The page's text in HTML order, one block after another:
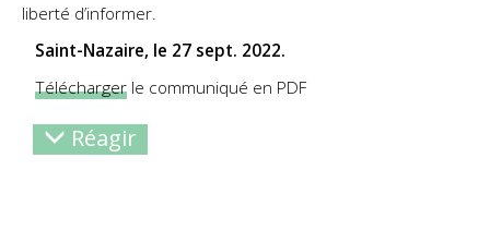
liberté d’informer.
Saint-Nazaire, le 27 sept. 2022.
Télécharger le communiqué en PDF
Réagir